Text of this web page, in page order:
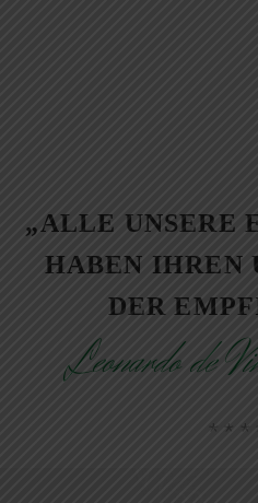
„ALLE UNSERE
HABEN IHREN
DER
Leonardo de